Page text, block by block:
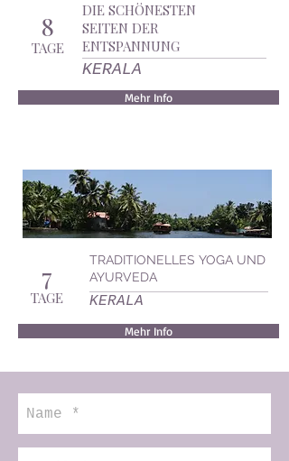
8
TAGE
DIE SCHÖNESTEN
SEITEN DER
ENTSPANNUNG
KERALA
Mehr Info
7
TAGE
TRADITIONELLES YOGA UND
AYURVEDA
KERALA
Mehr Info